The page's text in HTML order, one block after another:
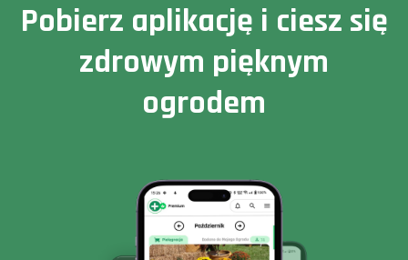
Pobierz aplikację i ciesz się
zdrowym pięknym
ogrodem